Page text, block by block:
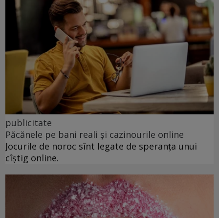
publicitate
Păcănele pe bani reali și cazinourile online
Jocurile de noroc sînt legate de speranța unui
cîștig online.